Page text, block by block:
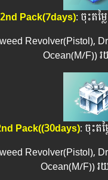
Pack(7days): ចុះតម្
Revolver(Pistol),
Ocean(M/F)) រ
Pack((30days): ចុះត
Revolver(Pistol),
Ocean(M/F)) រ